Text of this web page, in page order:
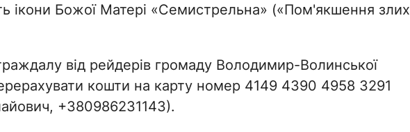
ікони Божої Матері «Семистрельна» («Пом'якшення злих
від рейдерів громаду Володимир-Волинської
кошти на карту номер 4149 4390 4958 3291
+380986231143).